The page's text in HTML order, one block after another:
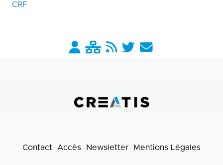
CRF
Barre
Contact Accès Newsletter Mentions Légales